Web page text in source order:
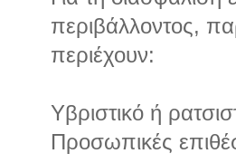
περιβάλλοντος,
περιέχουν:
Υβριστικό ή
Προσωπικές